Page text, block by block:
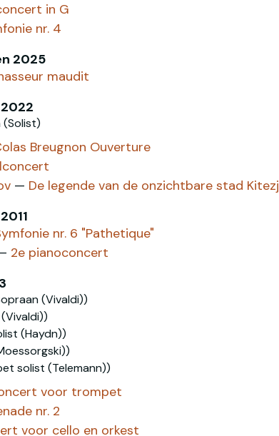
in G
nr. 4
2025
maudit
(Solist)
Breugnon Ouverture
— De legende van de onzichtbare stad Kitezj
nr. 6 "Pathetique"
2e pianoconcert
(Vivaldi))
(Haydn))
solist (Telemann))
voor trompet
nr. 2
voor cello en orkest